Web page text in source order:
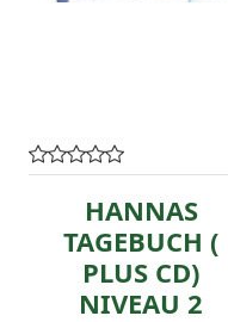
HANNAS
TAGEBUCH (
PLUS CD)
NIVEAU 2